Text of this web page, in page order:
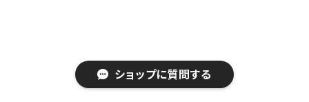
ショップに質問する